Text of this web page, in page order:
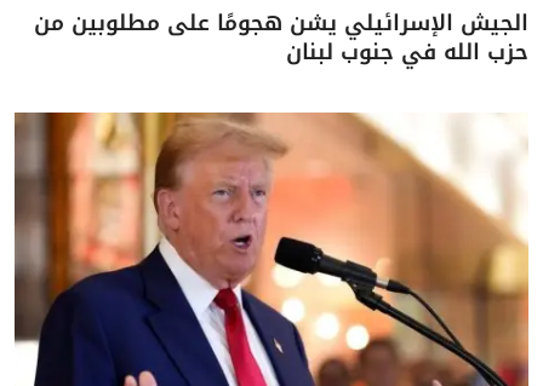
الجيش الإسرائيلي يشن هجومًا على مطلوبين من
حزب الله في جنوب لبنان